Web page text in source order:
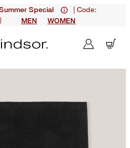
Special | Code:
MEN WOMEN